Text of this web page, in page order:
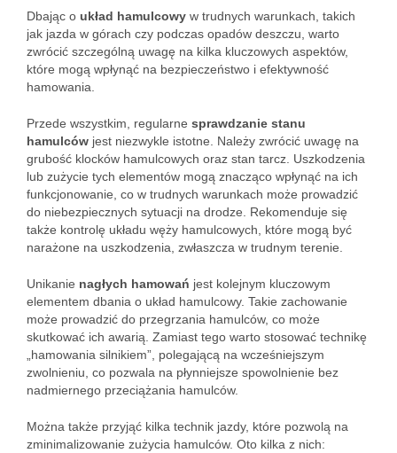
Dbając o układ hamulcowy w trudnych warunkach, takich
jak jazda w górach czy podczas opadów deszczu, warto
zwrócić szczególną uwagę na kilka kluczowych aspektów,
które mogą wpłynąć na bezpieczeństwo i efektywność
hamowania.
Przede wszystkim, regularne sprawdzanie stanu
hamulców jest niezwykle istotne. Należy zwrócić uwagę na
grubość klocków hamulcowych oraz stan tarcz. Uszkodzenia
lub zużycie tych elementów mogą znacząco wpłynąć na ich
funkcjonowanie, co w trudnych warunkach może prowadzić
do niebezpiecznych sytuacji na drodze. Rekomenduje się
także kontrolę układu węży hamulcowych, które mogą być
narażone na uszkodzenia, zwłaszcza w trudnym terenie.
Unikanie nagłych hamowań jest kolejnym kluczowym
elementem dbania o układ hamulcowy. Takie zachowanie
może prowadzić do przegrzania hamulców, co może
skutkować ich awarią. Zamiast tego warto stosować technikę
„hamowania silnikiem”, polegającą na wcześniejszym
zwolnieniu, co pozwala na płynniejsze spowolnienie bez
nadmiernego przeciążania hamulców.
Można także przyjąć kilka technik jazdy, które pozwolą na
zminimalizowanie zużycia hamulców. Oto kilka z nich: